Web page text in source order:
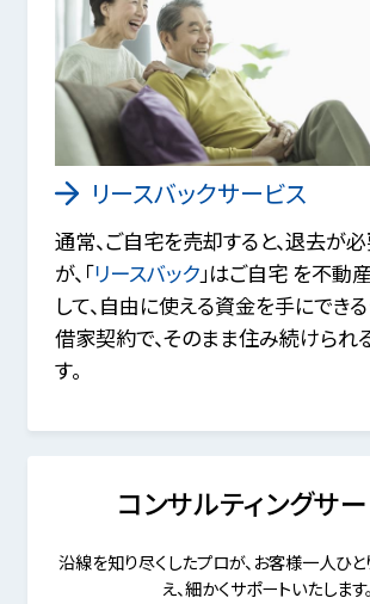
リースバックサービス
通常、ご自宅を売却すると、退去が
が、「リースバック」はご自宅 を不動
して、自由に使える資金を手にでき
借家契約で、そのまま住み続けられ
す。
コンサルティングサ
沿線を知り尽くしたプロが、お客様一人ひ
え、細かくサポートいたします。